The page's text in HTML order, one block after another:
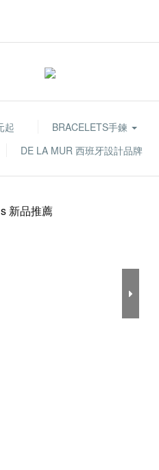
起 BRACELETS手鍊
DE LA MUR 西班牙設計品牌
新品推薦